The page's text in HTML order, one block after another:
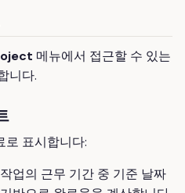
메뉴에서 접근할 수 있는
니다.
로 표시합니다:
업의 근무 기간 중 기준 날짜